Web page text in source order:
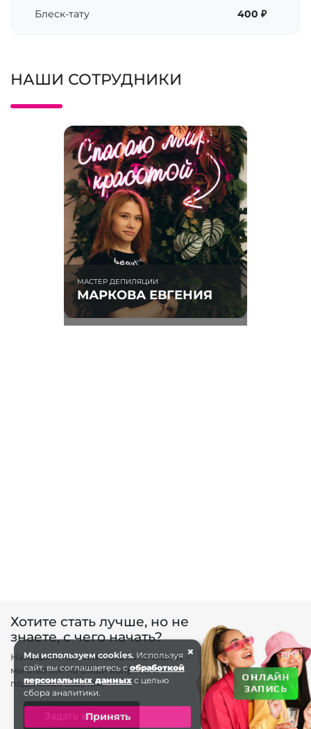
Блеск-тату 400 ₽
НАШИ СОТРУДНИКИ
МАСТЕР ДЕПИЛЯЦИИ
МАРКОВА ЕВГЕНИЯ
Хотите стать лучше, но не
знаете, с чего начать?
Напишите нам или закажите звонок –
мы ответим на Ваши вопросы и
поделимся советом.
Задать вопрос
×
Мы используем cookies.Используя
сайт, вы соглашаетесь собработкой
персональных данных с целью
сбора аналитики.
Принять
ОНЛАЙН
ЗАПИСЬ